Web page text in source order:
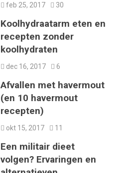
feb 25, 2017 30
Koolhydraatarm eten en
recepten zonder
koolhydraten
dec 16, 2017 6
Afvallen met havermout
(en 10 havermout
recepten)
okt 15, 2017 11
Een militair dieet
volgen? Ervaringen en